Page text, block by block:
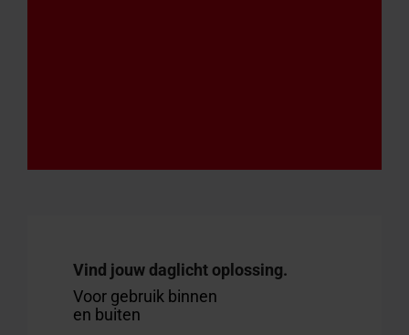
Vind jouw daglicht oplossing.
Voor gebruik binnen
en buiten